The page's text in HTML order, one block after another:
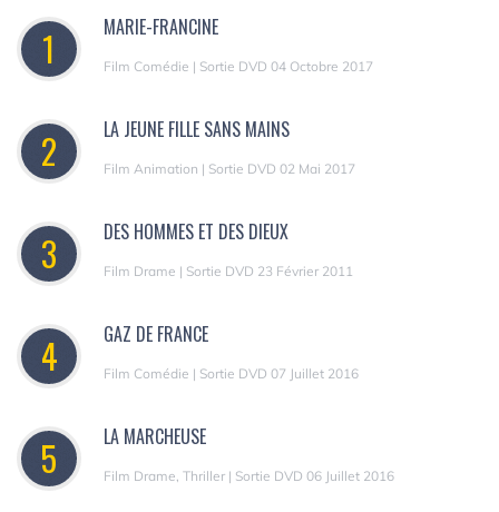
1 MARIE-FRANCINE
Film Comédie | Sortie DVD 04 Octobre 2017
2 LA JEUNE FILLE SANS MAINS
Film Animation | Sortie DVD 02 Mai 2017
3 DES HOMMES ET DES DIEUX
Film Drame | Sortie DVD 23 Février 2011
4 GAZ DE FRANCE
Film Comédie | Sortie DVD 07 Juillet 2016
5 LA MARCHEUSE
Film Drame, Thriller | Sortie DVD 06 Juillet 2016